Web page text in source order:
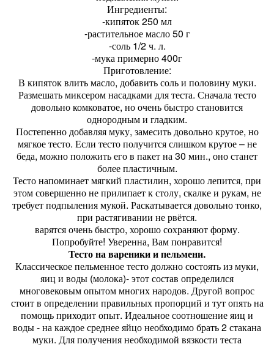
Ингредиенты:
-кипяток 250 мл
-растительное масло 50 г
-соль 1/2 ч. л.
-мука примерно 400г
Приготовление:
В кипяток влить масло, добавить соль и половину муки.
Размешать миксером насадками для теста. Сначала тесто
довольно комковатое, но очень быстро становится
однородным и гладким.
Постепенно добавляя муку, замесить довольно крутое, но
мягкое тесто. Если тесто получится слишком крутое – не
беда, можно положить его в пакет на 30 мин., оно станет
более пластичным.
Тесто напоминает мягкий пластилин, хорошо лепится, при
этом совершенно не прилипает к столу, скалке и рукам, не
требует подпыления мукой. Раскатывается довольно тонко,
при растягивании не рвётся.
варятся очень быстро, хорошо сохраняют форму.
Попробуйте! Уверенна, Вам понравится!
Тесто на вареники и пельмени.
Классическое пельменное тесто должно состоять из муки,
яиц и воды (молока)- этот состав определился
многовековым опытом многих народов. Другой вопрос
стоит в определении правильных пропорций и тут опять на
помощь приходит опыт. Идеальное соотношение яиц и
воды - на каждое среднее яйцо необходимо брать 2 стакана
муки. Для получения необходимой вязкости теста